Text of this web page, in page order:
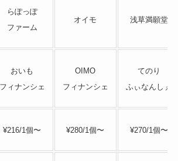
らぽっぽ
ファーム
オイモ 浅草満願堂
おいも
フィナンシェ
OIMO
フィナンシェ
てのり
ふぃなんしぇ
¥216/1個〜 ¥280/1個〜 ¥270/1個〜